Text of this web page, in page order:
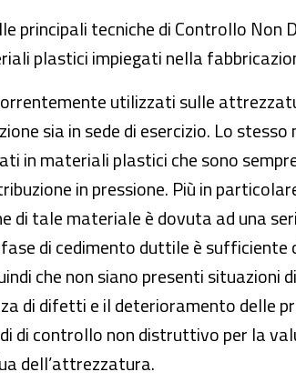
principali tecniche di Controllo
plastici impiegati nella
utilizzati sulle
sia in sede di esercizio. Lo
in materiali plastici che sono
in pressione. Più in
di tale materiale è dovuta ad una
di cedimento duttile è
che non siano presenti
di difetti e il deterioramento delle
di controllo non distruttivo per la
dell’attrezzatura.